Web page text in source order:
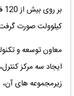
کیلوولت صورت
معاون توسعه و